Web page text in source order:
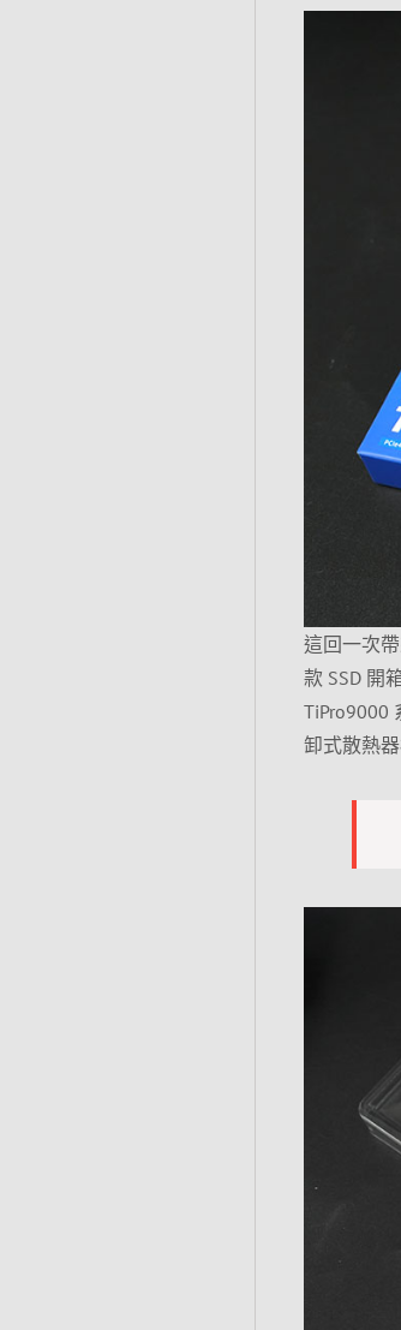
這回一次
款 SSD 開
TiPro9000
卸式散熱